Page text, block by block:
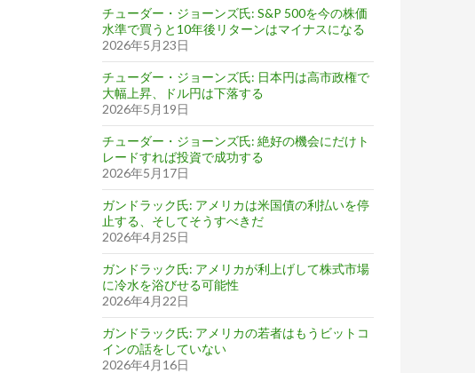
チューダー・ジョーンズ氏: S&P 500を今の株価
水準で買うと10年後リターンはマイナスになる
2026年5月23日
チューダー・ジョーンズ氏: 日本円は高市政権で
大幅上昇、ドル円は下落する
2026年5月19日
チューダー・ジョーンズ氏: 絶好の機会にだけト
レードすれば投資で成功する
2026年5月17日
ガンドラック氏: アメリカは米国債の利払いを停
止する、そしてそうすべきだ
2026年4月25日
ガンドラック氏: アメリカが利上げして株式市場
に冷水を浴びせる可能性
2026年4月22日
ガンドラック氏: アメリカの若者はもうビットコ
インの話をしていない
2026年4月16日